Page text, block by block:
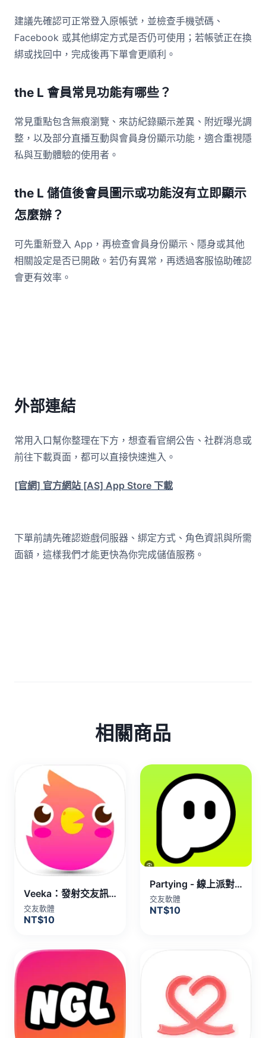
建議先確認可正常登入原帳號，並檢查手機號碼、
Facebook 或其他綁定方式是否仍可使用；若帳號正在換
綁或找回中，完成後再下單會更順利。
the L 會員常見功能有哪些？
常見重點包含無痕瀏覽、來訪紀錄顯示差異、附近曝光調
整，以及部分直播互動與會員身份顯示功能，適合重視隱
私與互動體驗的使用者。
the L 儲值後會員圖示或功能沒有立即顯示
怎麼辦？
可先重新登入 App，再檢查會員身份顯示、隱身或其他
相關設定是否已開啟。若仍有異常，再透過客服協助確認
會更有效率。
外部連結
常用入口幫你整理在下方，想查看官網公告、社群消息或
前往下載頁面，都可以直接快速進入。
[官網] 官方網站 [AS] App Store 下載
下單前請先確認遊戲伺服器、綁定方式、角色資訊與所需
面額，這樣我們才能更快為你完成儲值服務。
相關商品
Veeka：發射交友訊號，線上趴體速配 代儲值
交友軟體
NT$10
Partying - 線上派對，遇見新朋友 代儲值
交友軟體
NT$10